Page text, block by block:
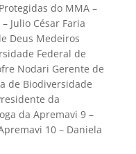
do MMA –
Julio César Faria
Deus Medeiros
Federal de
Nodari Gerente de
de Biodiversidade
da
da Apremavi 9 –
10 – Daniela